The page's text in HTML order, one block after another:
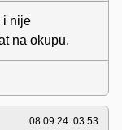
i nije
na okupu.
08.09.24. 03:53